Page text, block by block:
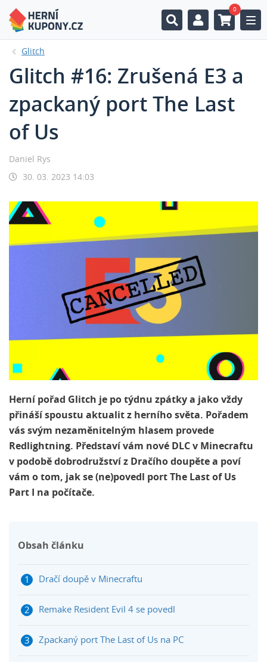
0
Glitch
Glitch #16: Zrušená E3 a
zpackaný port The Last
of Us
Daniel Rys
30. 03. 2023 14:03
Herní pořad Glitch je po týdnu zpátky a jako vždy
přináší spoustu aktualit z herního světa. Pořadem
vás svým nezaměnitelným hlasem provede
Redlightning. Představí vám nové DLC v Minecraftu
v podobě dobrodružství z Dračího doupěte a poví
vám o tom, jak se (ne)povedl port The Last of Us
Part I na počítače.
Obsah článku
Dračí doupě v Minecraftu
Remake Resident Evil 4 se povedl
Zpackaný port The Last of Us na PC